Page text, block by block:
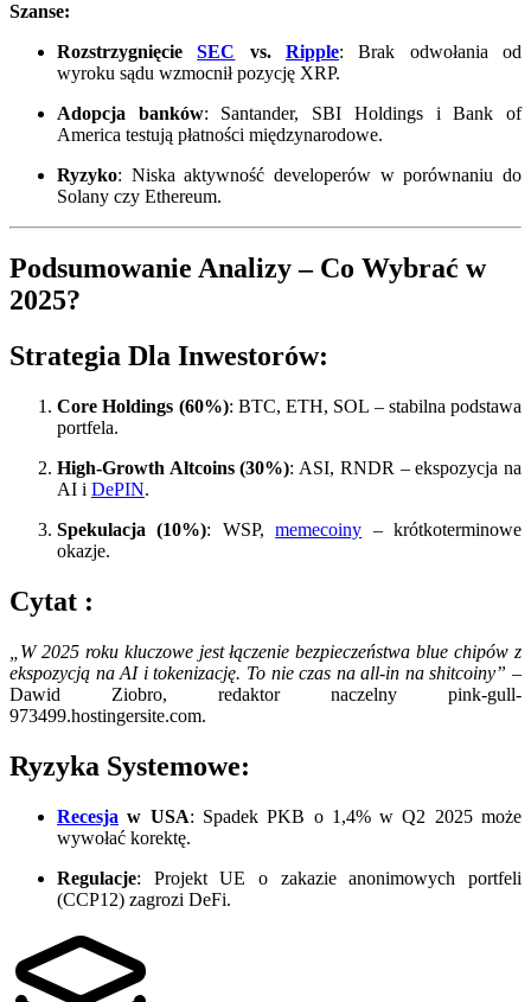
Szanse:
RozstrzygnięcieSEC vs.Ripple: Brak odwołania od
wyroku sądu wzmocnił pozycję XRP.
Adopcja banków: Santander, SBI Holdings i Bank of
America testują płatności międzynarodowe.
Ryzyko: Niska aktywność developerów w porównaniu do
Solany czy Ethereum.
Podsumowanie Analizy – Co Wybrać w
2025?
Strategia Dla Inwestorów:
Core Holdings (60%): BTC, ETH, SOL – stabilna podstawa
portfela.
High-Growth Altcoins (30%): ASI, RNDR – ekspozycja na
AI i DePIN.
Spekulacja (10%): WSP,memecoiny – krótkoterminowe
okazje.
Cytat :
„W 2025 roku kluczowe jest łączenie bezpieczeństwa blue chipów z
ekspozycją na AI i tokenizację. To nie czas na all-in na shitcoiny” –
Dawid Ziobro, redaktor naczelny pink-gull-
973499.hostingersite.com.
Ryzyka Systemowe:
Recesja w USA: Spadek PKB o 1,4% w Q2 2025 może
wywołać korektę.
Regulacje: Projekt UE o zakazie anonimowych portfeli
(CCP12) zagrozi DeFi.